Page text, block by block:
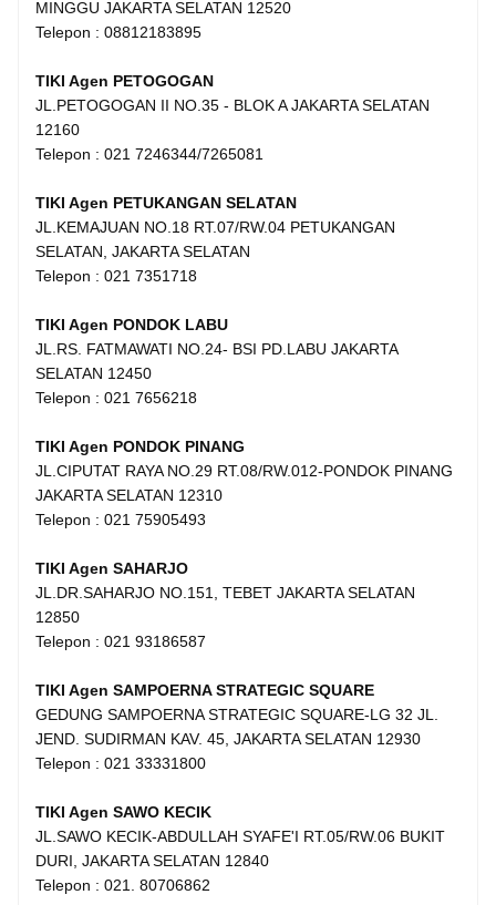
MINGGU JAKARTA SELATAN 12520
Telepon : 08812183895
TIKI Agen PETOGOGAN
JL.PETOGOGAN II NO.35 - BLOK A JAKARTA SELATAN
12160
Telepon : 021 7246344/7265081
TIKI Agen PETUKANGAN SELATAN
JL.KEMAJUAN NO.18 RT.07/RW.04 PETUKANGAN
SELATAN, JAKARTA SELATAN
Telepon : 021 7351718
TIKI Agen PONDOK LABU
JL.RS. FATMAWATI NO.24- BSI PD.LABU JAKARTA
SELATAN 12450
Telepon : 021 7656218
TIKI Agen PONDOK PINANG
JL.CIPUTAT RAYA NO.29 RT.08/RW.012-PONDOK PINANG
JAKARTA SELATAN 12310
Telepon : 021 75905493
TIKI Agen SAHARJO
JL.DR.SAHARJO NO.151, TEBET JAKARTA SELATAN
12850
Telepon : 021 93186587
TIKI Agen SAMPOERNA STRATEGIC SQUARE
GEDUNG SAMPOERNA STRATEGIC SQUARE-LG 32 JL.
JEND. SUDIRMAN KAV. 45, JAKARTA SELATAN 12930
Telepon : 021 33331800
TIKI Agen SAWO KECIK
JL.SAWO KECIK-ABDULLAH SYAFE'I RT.05/RW.06 BUKIT
DURI, JAKARTA SELATAN 12840
Telepon : 021. 80706862